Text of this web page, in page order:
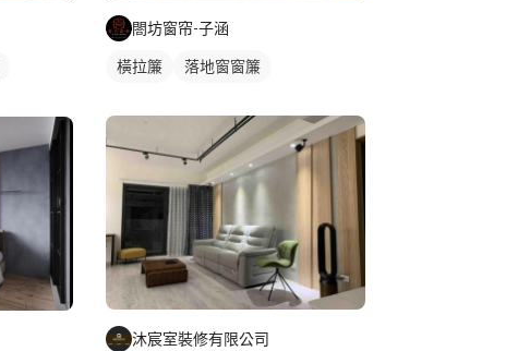
閤坊窗帘-子涵
橫拉簾 落地窗窗簾
沐宸室裝修有限公司